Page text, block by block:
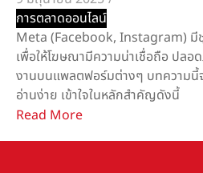
การตลาดออนไลน์
Meta (Facebook, Instagram) มี
เพื่อให้โฆษณามีความน่าเชื่อถือ ปลอ
งานบนแพลตฟอร์มต่างๆ บทความนี้จ
อ่านง่าย เข้าใจในหลักสำคัญดังนี้
Read More